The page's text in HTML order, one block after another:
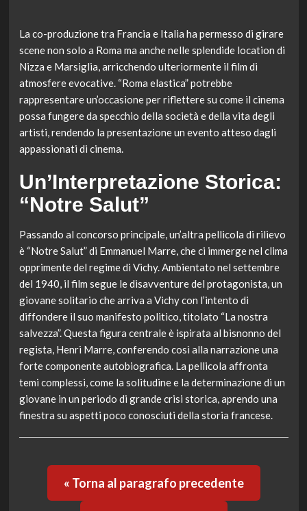
La co-produzione tra Francia e Italia ha permesso di girare
scene non solo a Roma ma anche nelle splendide location di
Nizza e Marsiglia, arricchendo ulteriormente il film di
atmosfere evocative. “Roma elastica” potrebbe
rappresentare un’occasione per riflettere su come il cinema
possa fungere da specchio della società e della vita degli
artisti, rendendo la presentazione un evento atteso dagli
appassionati di cinema.
Un’Interpretazione Storica:
“Notre Salut”
Passando al concorso principale, un’altra pellicola di rilievo
è “Notre Salut” di Emmanuel Marre, che ci immerge nel clima
opprimente del regime di Vichy. Ambientato nel settembre
del 1940, il film segue le disavventure del protagonista, un
giovane solitario che arriva a Vichy con l’intento di
diffondere il suo manifesto politico, titolato “La nostra
salvezza”. Questa figura centrale è ispirata al bisnonno del
regista, Henri Marre, conferendo così alla narrazione una
forte componente autobiografica. La pellicola affronta
temi complessi, come la solitudine e la determinazione di un
giovane in un periodo di grande crisi storica, aprendo una
finestra su aspetti poco conosciuti della storia francese.
« Torna al paragrafo precedente